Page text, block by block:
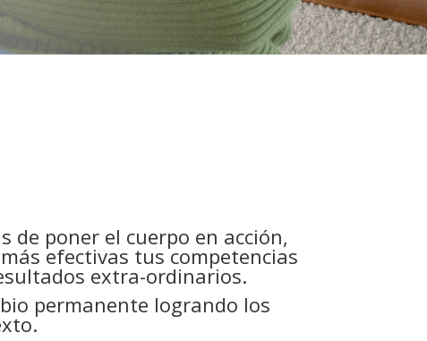
de poner el cuerpo en acción,
efectivas tus competencias
extra-ordinarios.
permanente logrando los